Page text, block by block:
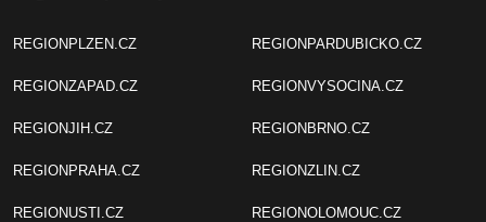
REGIONPLZEN.CZ
REGIONZAPAD.CZ
REGIONJIH.CZ
REGIONPRAHA.CZ
REGIONUSTI.CZ
REGIONPARDUBICKO.CZ
REGIONVYSOCINA.CZ
REGIONBRNO.CZ
REGIONZLIN.CZ
REGIONOLOMOUC.CZ